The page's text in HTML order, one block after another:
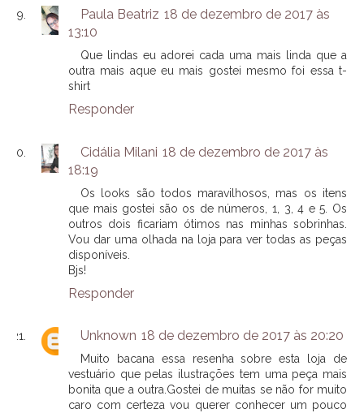
Paula Beatriz 18 de dezembro de 2017 às
13:10
Que lindas eu adorei cada uma mais linda que a
outra mais aque eu mais gostei mesmo foi essa t-
shirt
Responder
Cidália Milani 18 de dezembro de 2017 às
18:19
Os looks são todos maravilhosos, mas os itens
que mais gostei são os de números, 1, 3, 4 e 5. Os
outros dois ficariam ótimos nas minhas sobrinhas.
Vou dar uma olhada na loja para ver todas as peças
disponíveis.
Bjs!
Responder
Unknown 18 de dezembro de 2017 às 20:20
Muito bacana essa resenha sobre esta loja de
vestuário que pelas ilustrações tem uma peça mais
bonita que a outra.Gostei de muitas se não for muito
caro com certeza vou querer conhecer um pouco